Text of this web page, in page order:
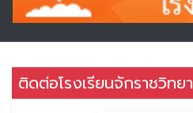
ติดต่อโรงเรียนจักราชวิทยา